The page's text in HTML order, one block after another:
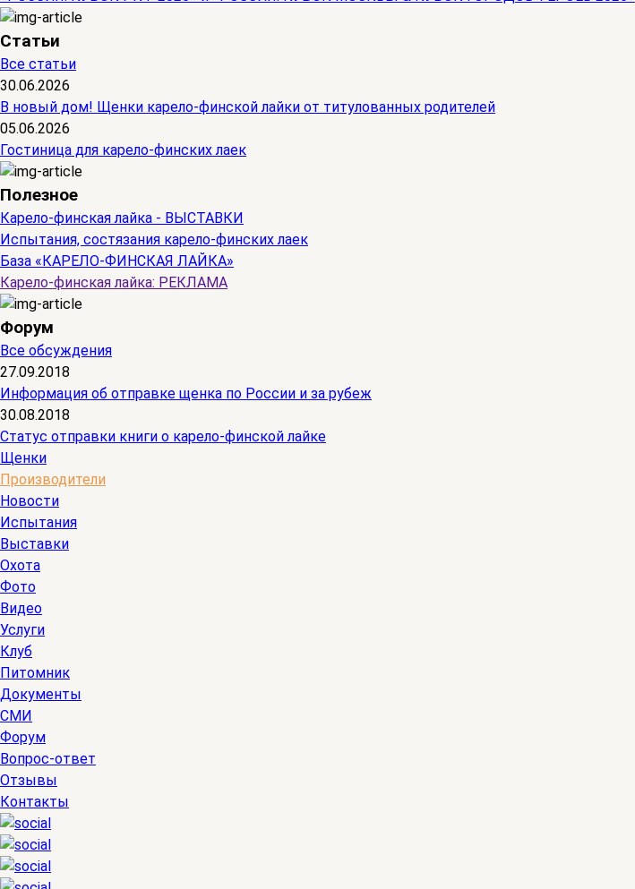
Статьи
Все статьи
30.06.2026
В новый дом! Щенки карело-финской лайки от титулованных родителей
05.06.2026
Гостиница для карело-финских лаек
Полезное
Карело-финская лайка - ВЫСТАВКИ
Испытания, состязания карело-финских лаек
База «КАРЕЛО-ФИНСКАЯ ЛАЙКА»
Карело-финская лайка: РЕКЛАМА
Форум
Все обсуждения
27.09.2018
Информация об отправке щенка по России и за рубеж
30.08.2018
Статус отправки книги о карело-финской лайке
Щенки
Производители
Новости
Испытания
Выставки
Охота
Фото
Видео
Услуги
Клуб
Питомник
Документы
СМИ
Форум
Вопрос-ответ
Отзывы
Контакты